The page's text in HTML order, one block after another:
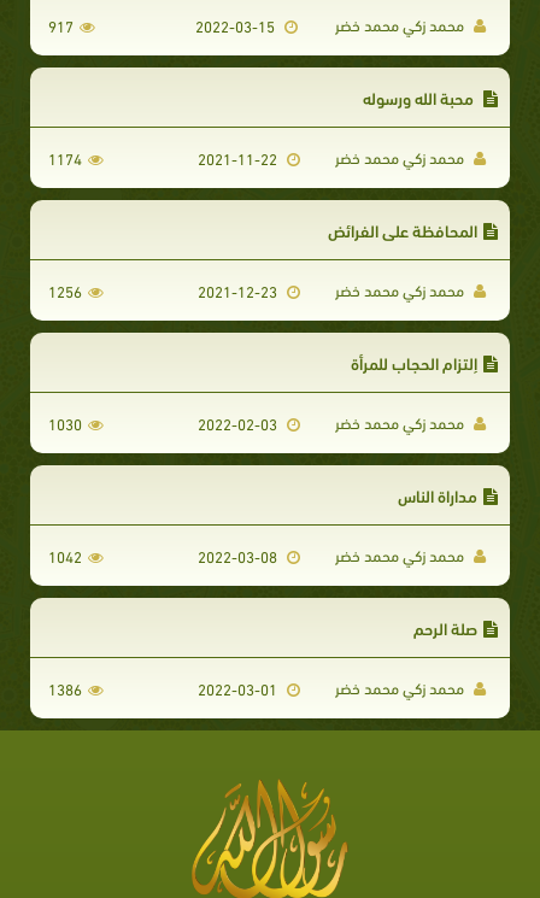
محمد زكي محمد خضر 917
محبة الله ورسوله
محمد زكي محمد خضر 1174
المحافظة على الفرائض
محمد زكي محمد خضر 2021-12-23
1256
إلتزام الحجاب للمرأة
محمد زكي محمد خضر 2022-02-03
1030
مداراة الناس
محمد زكي محمد خضر 2022-03-08
1042
صلة الرحم
محمد زكي محمد خضر 1386